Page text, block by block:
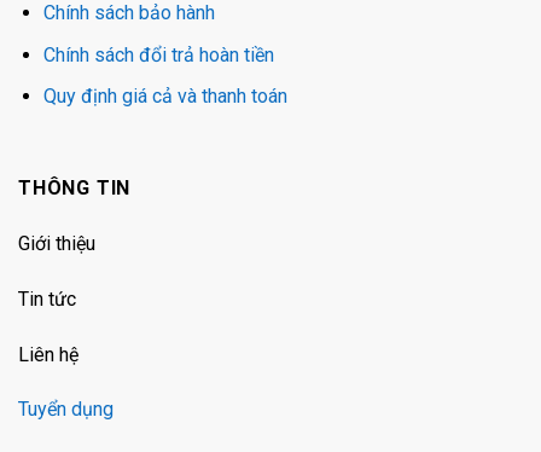
Chính sách bảo hành
Chính sách đổi trả hoàn tiền
Quy định giá cả và thanh toán
THÔNG TIN
Giới thiệu
Tin tức
Liên hệ
Tuyển dụng